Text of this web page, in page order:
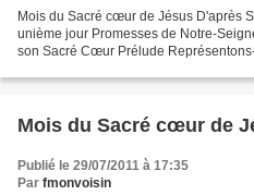
Mois du Sacré cœur de Jésus D'après
unième jour Promesses de Notre-
son Sacré Cœur Prélude
Mois du Sacré cœur de
Publié le 29/07/2011 à 17:35
Par fmonvoisin